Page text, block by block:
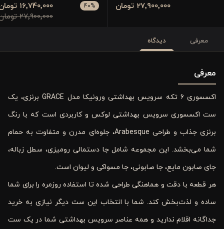
27٬900٬000 تومان 40%
27٬900٬000 تومان
16٬740٬000 تومان
معرفی دیدگاه
معرفی
اکسسوری ۶ تکه سرویس بهداشتی ورونیکا مدل GRACE برنزی، یک
ست اکسسوری سرویس بهداشتی لوکس و کاربردی است که با رنگ
برنزی جذاب و طراحی Arabesque، جلوه‌ای مدرن و متفاوت به حمام
شما می‌بخشد. این مجموعه شامل جا دستمالی رومیزی، سطل زباله،
جای صابون مایع، جا صابونی، جا مسواکی و لیوان است.
هر قطعه با دقت و هماهنگی طراحی شده تا استفاده روزمره را برای شما
ساده و لذت‌بخش کند. شما با انتخاب این ست دیگر نیازی به خرید
جداگانه اقلام ندارید و همه عناصر سرویس بهداشتی شما در یک ست